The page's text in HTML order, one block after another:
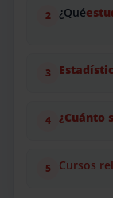
¿Qué
¿Cuánto
Cursos